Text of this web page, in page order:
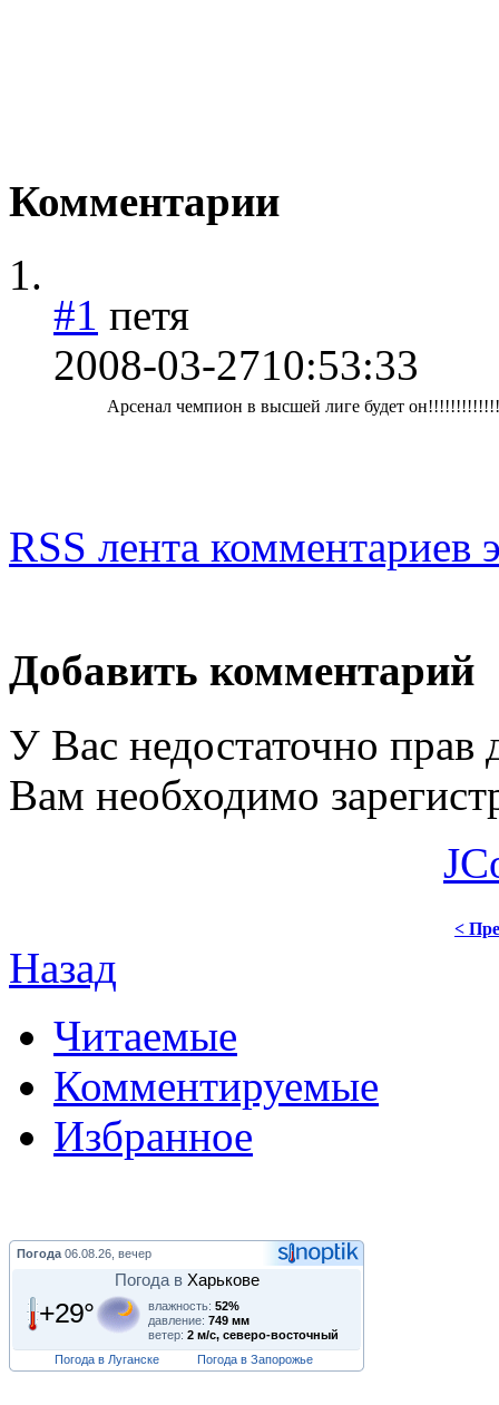
Комментарии
#1 петя
2008-03-2710:53:33
Арсенал чемпион в высшей лиге будет
RSS лента комментариев
Добавить комментарий
У Вас недостаточно прав
Вам необходимо
<
Назад
Читаемые
Комментируемые
Избранное
Погода 06.08.26, вечер
Погода в Харькове
+29° влажность: 52%
давление: 749 мм
ветер: 2 м/с, северо-восточный
Погода в Луганске
Погода в Запорожье